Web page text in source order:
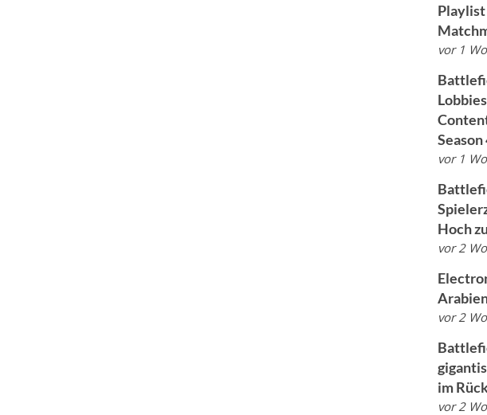
vor 1
Season
vor 1
Hoch
vor 2
vor 2
im
vor 2